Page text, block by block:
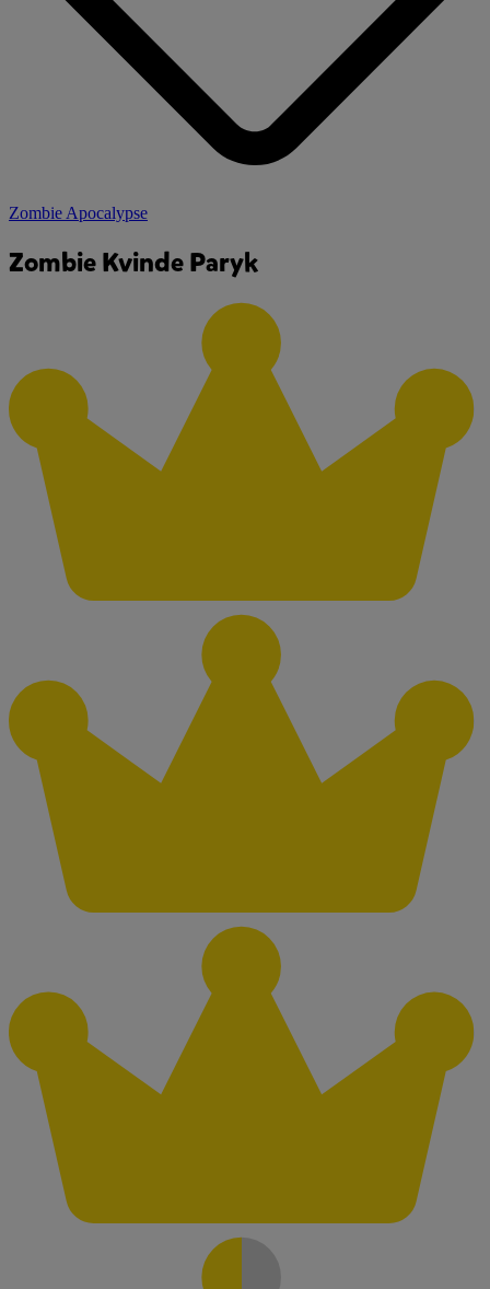
Zombie Apocalypse
Zombie Kvinde Paryk